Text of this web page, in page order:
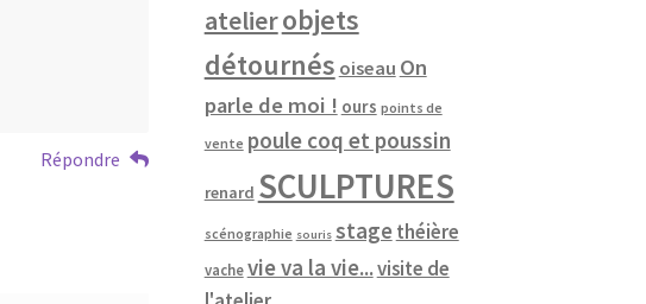
Répondre
atelierobjets
détournés oiseau On
parle de moi ! ours points de
vente poule coq et poussin
renard SCULPTURES
scénographie souris stagethéière
vache vie va la vie...visite de